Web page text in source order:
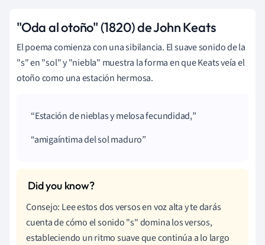
"Oda al otoño" (1820) de John Keats
El poema comienza con una sibilancia. El suave sonido de la
"s" en "sol" y "niebla" muestra la forma en que Keats veía el
otoño como una estación hermosa.
Estacióndenieblasy melosafecundidad,
amigaíntimadelsolmaduro
Consejo: Lee estos dos versos en voz alta y te darás
cuenta de cómo el sonido "s" domina los versos,
estableciendo un ritmo suave que continúa a lo largo